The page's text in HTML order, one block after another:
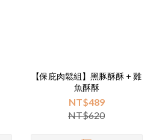
【保庇肉鬆組】黑豚酥酥 + 雞
魚酥酥
NT$489
NT$620